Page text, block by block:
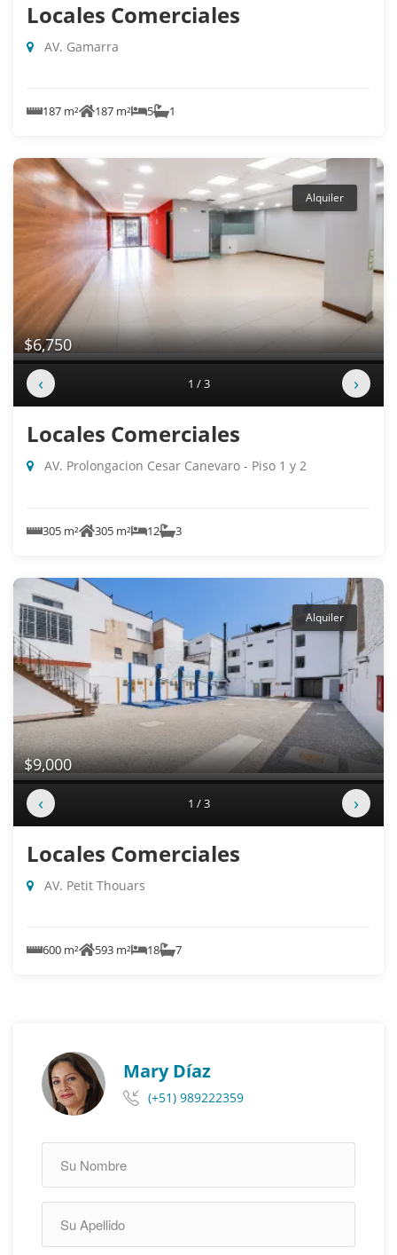
Locales Comerciales
AV. Gamarra
187 m² 187 m² 5 1
Alquiler
$6,750
‹ 1 / 3 ›
Locales Comerciales
AV. Prolongacion Cesar Canevaro - Piso 1 y 2
305 m² 305 m² 12 3
Alquiler
$9,000
‹ 1 / 3 ›
Locales Comerciales
AV. Petit Thouars
600 m² 593 m² 18 7
Mary Díaz
(+51) 989222359